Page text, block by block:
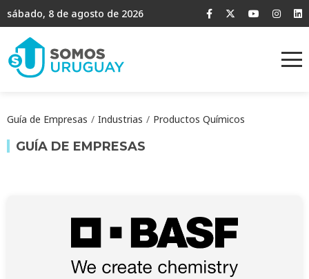
sábado, 8 de agosto de 2026
Guía de Empresas Industrias Productos Químicos
GUÍA DE EMPRESAS